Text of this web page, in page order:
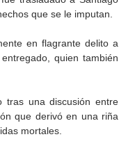
que se le imputan.
en flagrante delito a
quien también
tras una discusión entre
que derivó en una riña
mortales.